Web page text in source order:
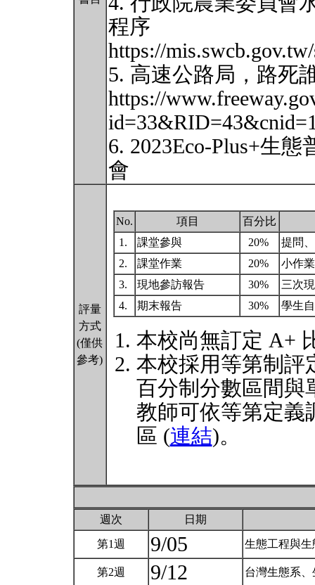
程序
https://
5. 高速公路局，路死
https://
6. 2023Eco-Plus+生
會
評量
方式
(僅供
參考)
No. 項目
百分比
1.
課堂參與 20%
提問
2.
課堂作業 20%
小作
3.
現地參訪報告 30%
三次
4.
期末報告 30% 學生
本校尚無訂定 A+
本校採用等第制評
百分制分數區間與
教師可依等第定義
區 (連結)。
週次 日期
第1週 9/05 生態工程與
第2週 9/12 台灣生態系